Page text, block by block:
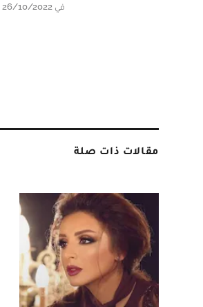
في 26/10/2022 على الساعة 19:50
مقالات ذات صلة